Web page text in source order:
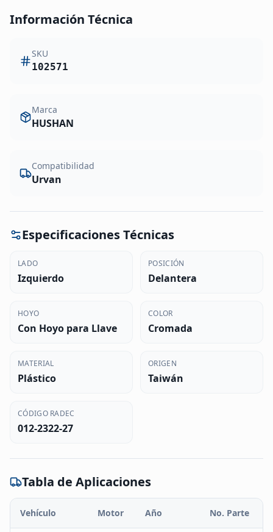
Información Técnica
SKU
102571
Marca
HUSHAN
Compatibilidad
Urvan
Especificaciones Técnicas
LADO
Izquierdo
POSICIÓN
Delantera
HOYO
Con Hoyo para Llave
COLOR
Cromada
MATERIAL
Plástico
ORIGEN
Taiwán
CÓDIGO RADEC
012-2322-27
Tabla de Aplicaciones
Vehículo Motor Año No. Parte